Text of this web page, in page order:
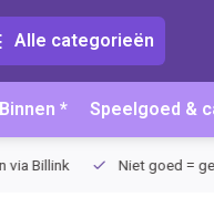
Alle categorieën
* Speelgoed &
Billink Niet goed = geld